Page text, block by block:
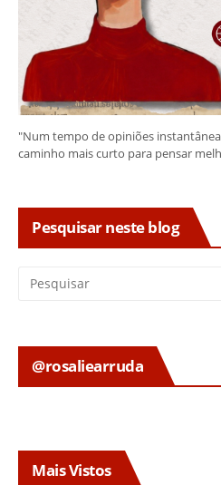
"Num tempo de opiniões
caminho mais curto para pensar
Pesquisar neste blog
@rosaliearruda
Mais Vistos